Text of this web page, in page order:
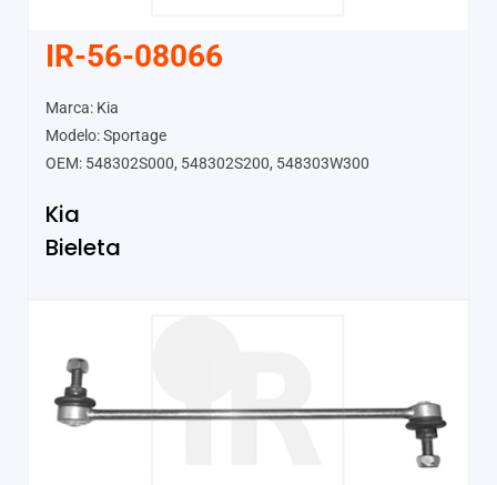
IR-56-08066
Marca: Kia
Modelo: Sportage
OEM: 548302S000, 548302S200, 548303W300
Kia
Bieleta